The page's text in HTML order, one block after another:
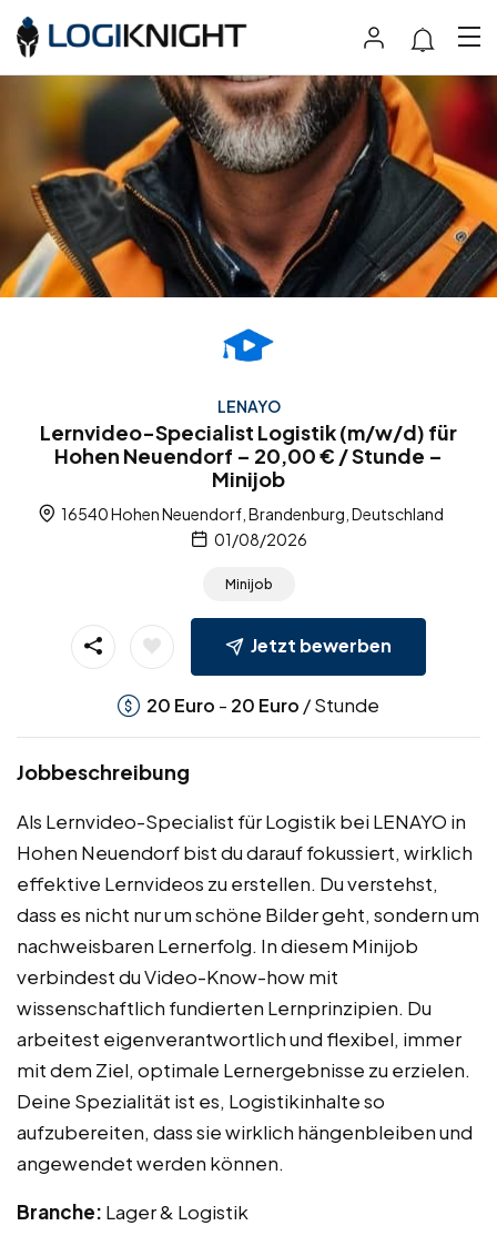
LENAYO
Lernvideo-Specialist Logistik (m/w/d) für
Hohen Neuendorf – 20,00 € / Stunde –
Minijob
16540 Hohen Neuendorf, Brandenburg, Deutschland
01/08/2026
Minijob
Jetzt bewerben
20 Euro - 20 Euro / Stunde
Jobbeschreibung
Als Lernvideo-Specialist für Logistik bei LENAYO in
Hohen Neuendorf bist du darauf fokussiert, wirklich
effektive Lernvideos zu erstellen. Du verstehst,
dass es nicht nur um schöne Bilder geht, sondern um
nachweisbaren Lernerfolg. In diesem Minijob
verbindest du Video-Know-how mit
wissenschaftlich fundierten Lernprinzipien. Du
arbeitest eigenverantwortlich und flexibel, immer
mit dem Ziel, optimale Lernergebnisse zu erzielen.
Deine Spezialität ist es, Logistikinhalte so
aufzubereiten, dass sie wirklich hängenbleiben und
angewendet werden können.
Branche: Lager & Logistik